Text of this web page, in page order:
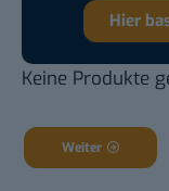
Hier
Keine Produkte
Weiter